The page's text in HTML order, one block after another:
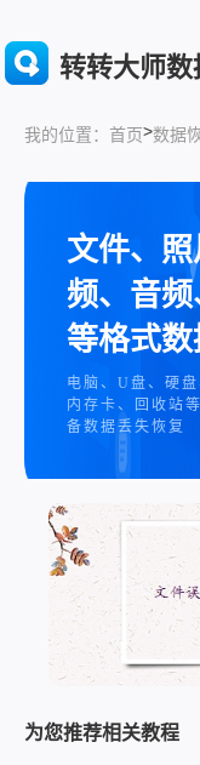
转转大师
我的位置： 首页>数据
文件、
频、音
等格式
电脑、U盘、硬盘
内存卡、回收站
备数据丢失恢复
为您推荐相关教程